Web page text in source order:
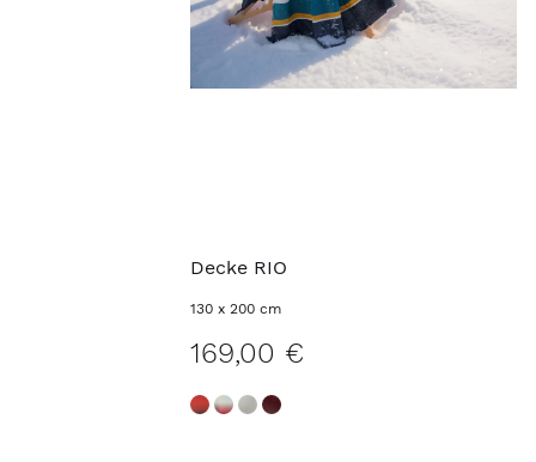
Decke RIO
130 x 200 cm
169,00 €